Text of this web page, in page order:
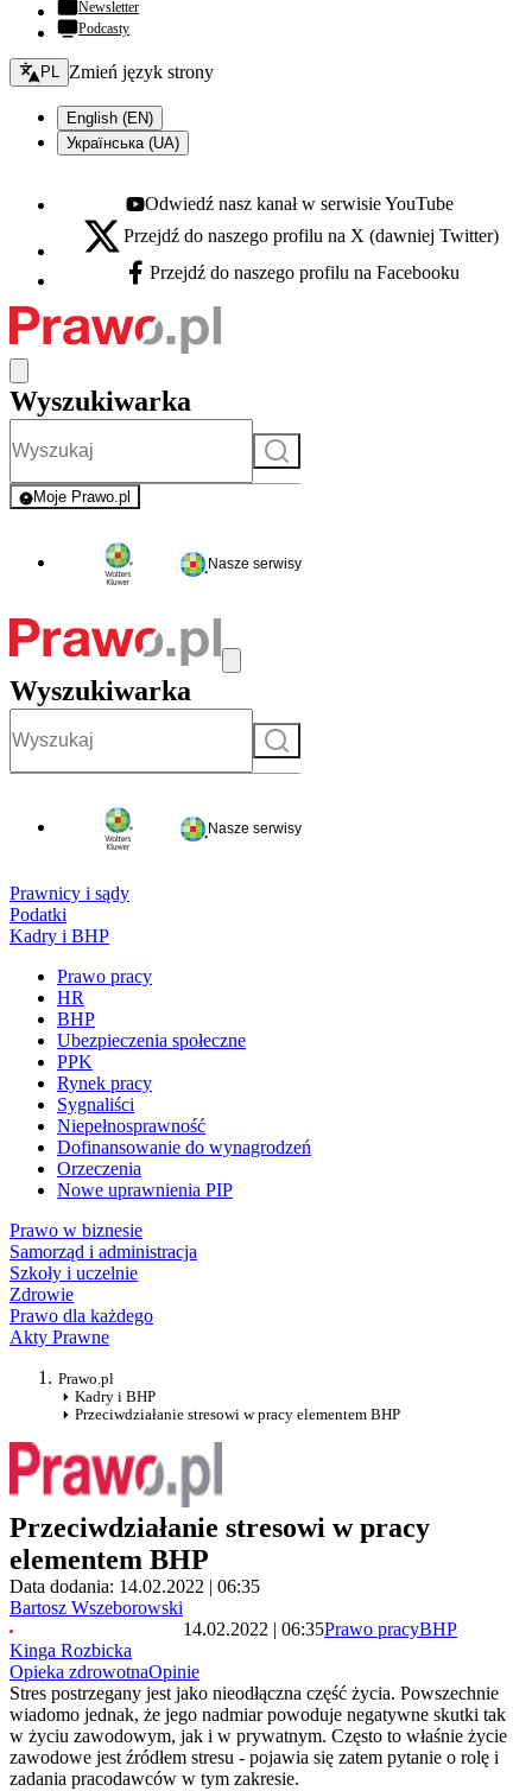
Newsletter
Podcasty
Zmień język - bieżący:
PL Zmień język strony
English (EN)
Українська (UA)
Youtube - otwiera się w nowej karcie
Odwiedź nasz kanał w serwisie YouTube
X - otwiera się w nowej karcie
Przejdź do naszego profilu na X (dawniej Twitter)
Facebook - otwiera się w nowej karcie
Przejdź do naszego profilu na Facebooku
Wyszukiwarka
Szukaj
Moje Prawo.pl
- rejestracja i logowanie do serwisu
Nasze serwisy
Wyszukiwarka
Szukaj
Nasze serwisy
Prawnicy i sądy
Podatki
Kadry i BHP
Prawo pracy
HR
BHP
Ubezpieczenia społeczne
PPK
Rynek pracy
Sygnaliści
Niepełnosprawność
Dofinansowanie do wynagrodzeń
Orzeczenia
Nowe uprawnienia PIP
Prawo w biznesie
Samorząd i administracja
Szkoły i uczelnie
Zdrowie
Prawo dla każdego
Akty Prawne
Prawo.pl
Kadry i BHP
Przeciwdziałanie stresowi w pracy elementem BHP
Przeciwdziałanie stresowi w pracy
elementem BHP
Data dodania: 14.02.2022 | 06:35
Bartosz Wszeborowski
Kinga Rozbicka
14.02.2022 | 06:35Prawo pracyBHP
Opieka zdrowotnaOpinie
Stres postrzegany jest jako nieodłączna część życia. Powszechnie
wiadomo jednak, że jego nadmiar powoduje negatywne skutki tak
w życiu zawodowym, jak i w prywatnym. Często to właśnie życie
zawodowe jest źródłem stresu - pojawia się zatem pytanie o rolę i
zadania pracodawców w tym zakresie.